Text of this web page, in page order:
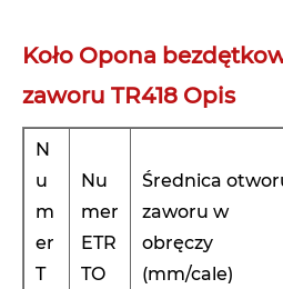
Koło Opona
zaworu TR418 Opis
N
u
m
er
T
Nu
mer
ETR
TO
Średnica
zaworu w
obręczy
(mm/cale)